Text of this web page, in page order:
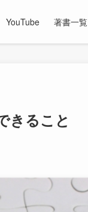
YouTube 著書一覧
きること